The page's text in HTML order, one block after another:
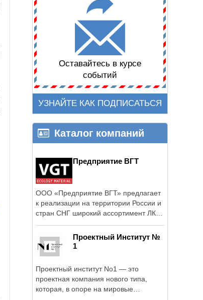
Оставайтесь в курсе
событий
УЗНАЙТЕ КАК ПОДПИСАТЬСЯ
Каталог компаний
Предприятие ВГТ
ООО «Предприятие ВГТ» предлагает
к реализации на территории России и
стран СНГ широкий ассортимент ЛКМ
Проектный Институт №
1
Проектный институт No1 — это
проектная компания нового типа,
которая, в опоре на мировые